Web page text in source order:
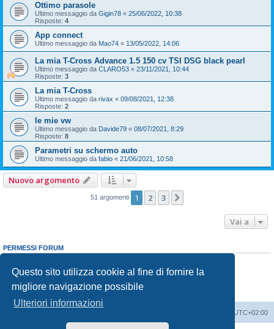
Questo sito utilizza cookie al fine di fornire la
migliore navigazione possibile
Ulteriori informazioni
Ottimo parasole
Ultimo messaggio da Gigin78 « 25/06/2022, 10:38
Risposte: 4
App connect
Ultimo messaggio da Mao74 « 13/05/2022, 14:06
La mia T-Cross Advance 1.5 150 cv TSI DSG black pearl
Ultimo messaggio da CLARO53 « 23/11/2021, 10:44
Risposte: 3
La mia T-Cross
Ultimo messaggio da rivax « 09/08/2021, 12:38
Risposte: 2
le mie vw
Ultimo messaggio da Davide79 « 08/07/2021, 8:29
Risposte: 8
Parametri su schermo auto
Ultimo messaggio da fabio « 21/06/2021, 10:58
Nuovo argomento
51 argomenti 1 2 3
Vai a
PERMESSI FORUM
Non puoirispondere negli argomenti
Non puoimodificare i tuoi messaggi
Non puoicancellare i tuoi messaggi
Non puoi
inviare allegati
UTC+02:00